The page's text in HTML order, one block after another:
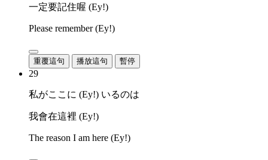
一定要記住喔 (Ey!)
Please remember (Ey!)
重覆這句 播放這句 暫停
29
私がここに (Ey!) いるのは
我會在這裡 (Ey!)
The reason I am here (Ey!)